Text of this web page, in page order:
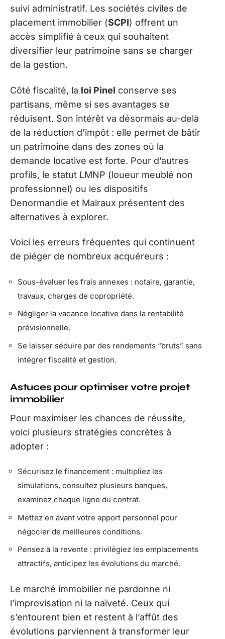
suivi administratif. Les sociétés civiles de
placement immobilier (SCPI) offrent un
accès simplifié à ceux qui souhaitent
diversifier leur patrimoine sans se charger
de la gestion.
Côté fiscalité, la loi Pinel conserve ses
partisans, même si ses avantages se
réduisent. Son intérêt va désormais au-delà
de la réduction d’impôt : elle permet de bâtir
un patrimoine dans des zones où la
demande locative est forte. Pour d’autres
profils, le statut LMNP (loueur meublé non
professionnel) ou les dispositifs
Denormandie et Malraux présentent des
alternatives à explorer.
Voici les erreurs fréquentes qui continuent
de piéger de nombreux acquéreurs :
Sous-évaluer les frais annexes : notaire, garantie,
travaux, charges de copropriété.
Négliger la vacance locative dans la rentabilité
prévisionnelle.
Se laisser séduire par des rendements “bruts” sans
intégrer fiscalité et gestion.
Astuces pour optimiser votre projet
immobilier
Pour maximiser les chances de réussite,
voici plusieurs stratégies concrètes à
adopter :
Sécurisez le financement : multipliez les
simulations, consultez plusieurs banques,
examinez chaque ligne du contrat.
Mettez en avant votre apport personnel pour
négocier de meilleures conditions.
Pensez à la revente : privilégiez les emplacements
attractifs, anticipez les évolutions du marché.
Le marché immobilier ne pardonne ni
l’improvisation ni la naïveté. Ceux qui
s’entourent bien et restent à l’affût des
évolutions parviennent à transformer leur